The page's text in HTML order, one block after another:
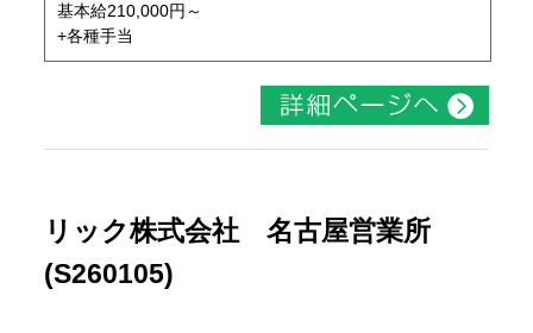
基本給210,000円～
+各種手当
リック株式会社 名古屋営業所
(S260105)